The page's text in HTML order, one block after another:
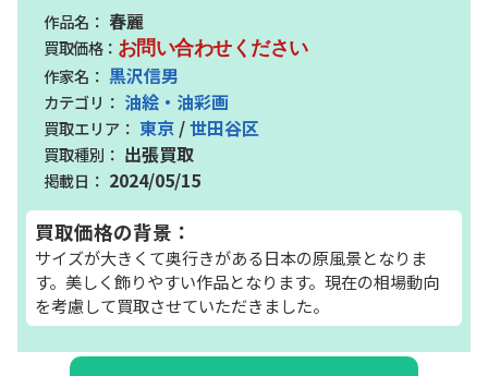
春麗
お問い合わせください
黒沢信男
油絵・油彩画
東京 /世田谷区
出張買取
2024/05/15
買取価格の背景：
サイズが大きくて奥行きがある日本の原風景となりま
す。美しく飾りやすい作品となります。現在の相場動向
を考慮して買取させていただきました。